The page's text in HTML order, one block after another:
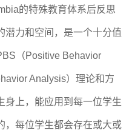
的特殊教育体系后反思
潜力和空间，是一个十分值
（Positive Behavior
Analysis）理论和方
身上，能应用到每一位学生
，每位学生都会存在或大或